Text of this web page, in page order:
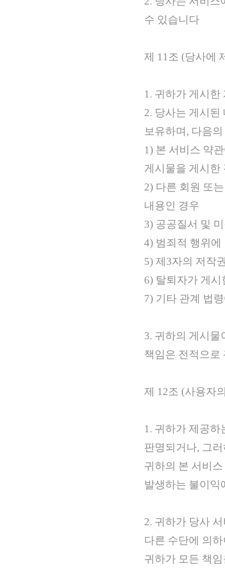
수 있습니다
제 11조 (당사에
1. 귀하가 게시
2. 당사는 게시된
보유하며, 다음
1) 본 서비스 약
게시물을 게시한
2) 다른 회원 또
내용인 경우
3) 공공질서 및
4) 범죄적 행위
5) 제3자의 저작
6) 탈퇴자가 게
7) 기타 관계 법
3. 귀하의 게시
책임은 전적으로
제 12조 (사용자
1. 귀하가 제공
판명되거나, 그
귀하의 본 서비
발생하는 불이익
2. 귀하가 당사
다른 수단에 의
귀하가 모든 책